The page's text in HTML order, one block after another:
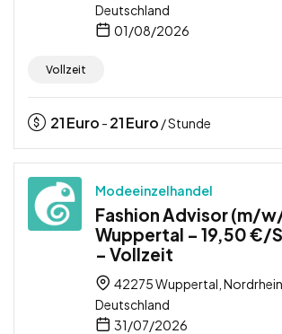
Deutschland
01/08/2026
Vollzeit
21Euro - 21Euro / Stunde
Modeeinzelhandel
Fashion Advisor (m/
Wuppertal – 19,50 €/
– Vollzeit
42275 Wuppertal,
Deutschland
31/07/2026